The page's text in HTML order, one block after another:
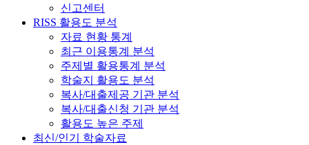
신고센터
RISS 활용도 분석
자료 현황 통계
최근 이용통계 분석
주제별 활용통계 분석
학술지 활용도 분석
복사/대출제공 기관 분석
복사/대출신청 기관 분석
활용도 높은 주제
최신/인기 학술자료